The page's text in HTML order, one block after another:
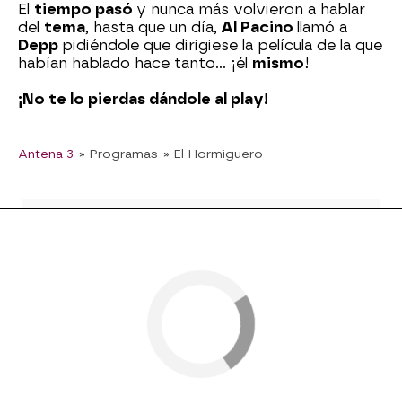
El tiempo pasó y nunca más volvieron a hablar
del tema, hasta que un día, Al Pacino llamó a
Depp pidiéndole que dirigiese la película de la que
habían hablado hace tanto… ¡él mismo!
¡No te lo pierdas dándole al play!
Antena 3 » Programas » El Hormiguero